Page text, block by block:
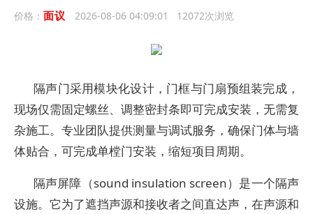
价格： 面议 2026-08-06 04:09:01 12072次浏览
隔声门采用模块化设计，门框与门扇预组装完成，
现场仅需固定螺丝、调整密封条即可完成安装，无需复
杂施工。专业团队提供测量与调试服务，确保门体与墙
体贴合，可完成单樘门安装，缩短项目周期。
隔声屏障（sound insulation screen）是一个隔声
设施。它为了遮挡声源和接收者之间直达声，在声源和